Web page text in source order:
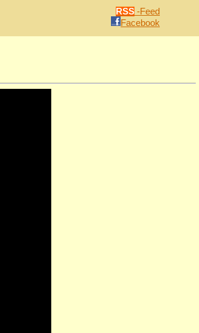
RSS -Feed
Facebook